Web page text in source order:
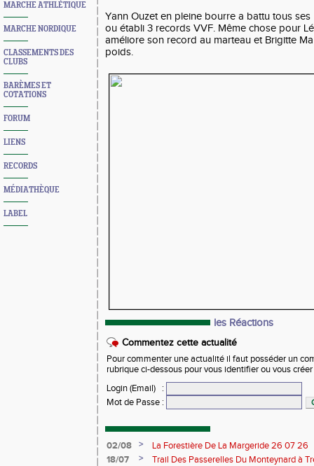
MARCHE ATHLÉTIQUE
MARCHE NORDIQUE
CLASSEMENTS DES
CLUBS
BARÈMES ET
COTATIONS
FORUM
LIENS
RECORDS
MÉDIATHÈQUE
LABEL
Yann Ouzet en pleine bourre a battu tous
ou établi 3 records VVF. Même chose pour
améliore son record au marteau et Brigitte
poids.
les Réactions
Commentez cette actualité
Pour commenter une actualité il faut posséder un
rubrique ci-dessous pour vous identifier ou vous
Login (Email)
:
Mot de Passe :
02/08 >
La Forestière De La Margeride 26 07 26
18/07
>
Trail Des Passerelles Du Monteynard à